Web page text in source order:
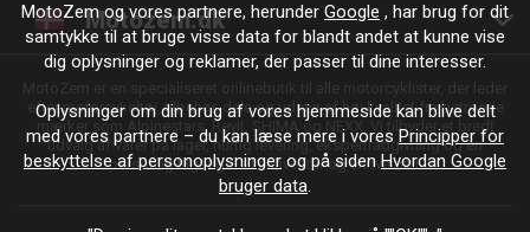
Motozem.dk
efter motorcykeltøj, tilbehør, dele og udstyr af høj kvalitet fra betroede
mærker som Alpinestars, Revit, SHIMA og NEXX. Vi tilbyder et bredt
udvalg af varer på lager, hurtig levering, ekspertrådgivning og en
personlig tilgang – til enhver tur og enhver stil.
MotoZem og vores partnere, herunder Google , har brug for dit
samtykke til at bruge visse data for blandt andet at kunne vise
dig oplysninger og reklamer, der passer til dine interesser.
Oplysninger om din brug af vores hjemmeside kan blive delt
med vores partnere – du kan læse mere i vores Principper for
beskyttelse af personoplysninger og på siden Hvordan Google
bruger data.